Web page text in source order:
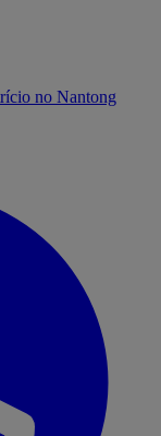
no Nantong